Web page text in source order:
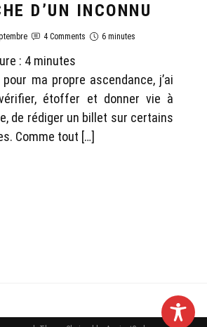
D’UN INCONNU
4 Comments 6 minutes
: 4 minutes
ma propre ascendance, j’ai
étoffer et donner vie à
de rédiger un billet sur certains
Comme tout […]